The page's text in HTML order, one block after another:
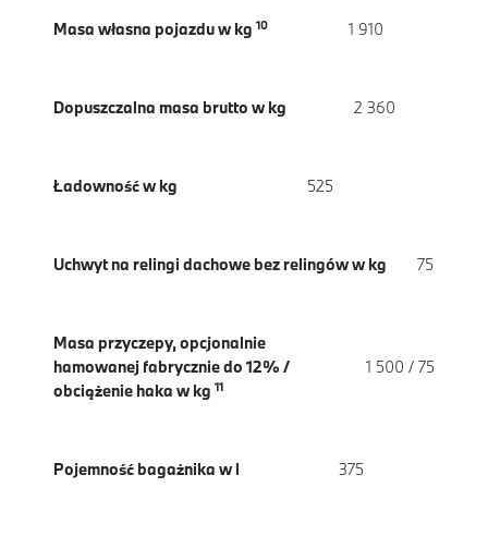
Masa własna pojazdu w kg 10 1 910
Dopuszczalna masa brutto w kg 2 360
Ładowność w kg 525
Uchwyt na relingi dachowe bez relingów w kg 75
Masa przyczepy, opcjonalnie
hamowanej fabrycznie do 12% /
obciążenie haka w kg 11
1 500 / 75
Pojemność bagażnika w l 375